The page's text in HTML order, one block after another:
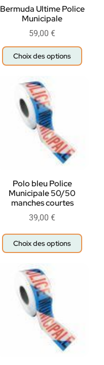
Bermuda Ultime Police
Municipale
59,00 €
Choix des options
Polo bleu Police
Municipale 50/50
manches courtes
39,00 €
Choix des options